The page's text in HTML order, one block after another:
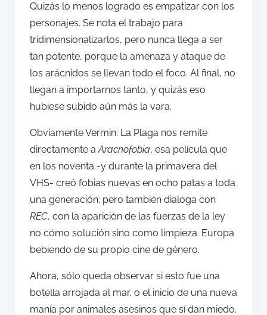
Quizás lo menos logrado es empatizar con los
personajes. Se nota el trabajo para
tridimensionalizarlos, pero nunca llega a ser
tan potente, porque la amenaza y ataque de
los arácnidos se llevan todo el foco. Al final, no
llegan a importarnos tanto, y quizás eso
hubiese subido aún más la vara.
Obviamente Vermin: La Plaga nos remite
directamente aAracnofobia, esa película que
en los noventa -y durante la primavera del
VHS- creó fobias nuevas en ocho patas a toda
una generación; pero también dialoga con
REC, con la aparición de las fuerzas de la ley
no cómo solución sino como limpieza. Europa
bebiendo de su propio cine de género.
Ahora, sólo queda observar si esto fue una
botella arrojada al mar, o el inicio de una nueva
manía por animales asesinos que sí dan miedo.